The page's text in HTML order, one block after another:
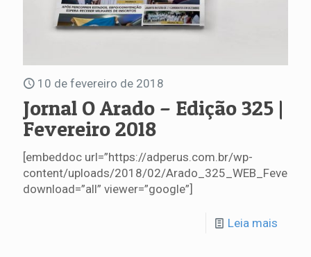
10 de fevereiro de 2018
Jornal O Arado – Edição 325 |
Fevereiro 2018
[embeddoc url=”https://adperus.com.br/wp-
content/uploads/2018/02/
download=”all” viewer=”google”]
Leia mais